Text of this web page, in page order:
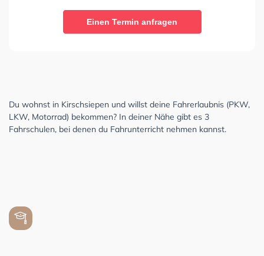
Einen Termin anfragen
Du wohnst in Kirschsiepen und willst deine Fahrerlaubnis (PKW,
LKW, Motorrad) bekommen? In deiner Nähe gibt es 3
Fahrschulen, bei denen du Fahrunterricht nehmen kannst.